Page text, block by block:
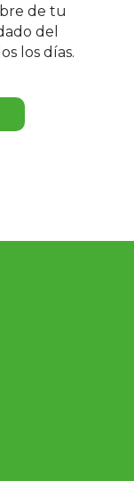
de tu
del
los días.